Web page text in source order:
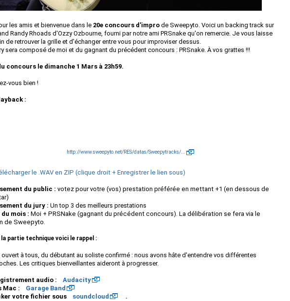
les amis et bienvenue dans le 20e concours d'impro de Sweepyto. Voici un backing track sur
Randy Rhoads d'Ozzy Ozbourne, fourni par notre ami PRSnake qu'on remercie. Je vous laisse
de retrouver la grille et d'échanger entre vous pour improviser dessus.
sera composé de moi et du gagnant du précédent concours : PRSnake. À vos grattes !!!
concours le dimanche 1 Mars à 23h59.
vous bien !
:
http://www.sweepyto.net/RES/datas/Sweepytracks/...
le .WAV en ZIP (clique droit + Enregistrer le lien sous)
du public : votez pour votre (vos) prestation préférée en mettant +1 (en dessous de
du jury : Un top 3 des meilleurs prestations
mois : Moi + PRSNake (gagnant du précédent concours). La délibération se fera via le
de Sweepyto.
la partie technique voici le rappel :
ouvert à tous, du débutant au soliste confirmé : nous avons hâte d'entendre vos différentes
Les critiques bienveillantes aideront à progresser.
audio :
Audacity
Mac :
Garage Band
votre fichier sous
soundcloud .